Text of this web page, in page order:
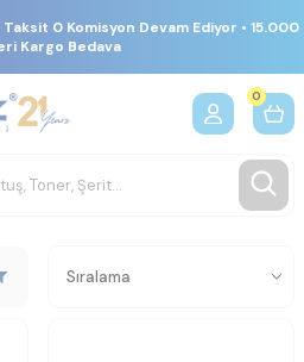
0 Komisyon Devam Ediyor • 15.000
Kargo Bedava
0